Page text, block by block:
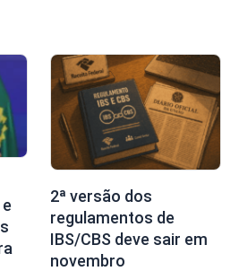
2ª versão dos
regulamentos de
IBS/CBS deve sair em
novembro